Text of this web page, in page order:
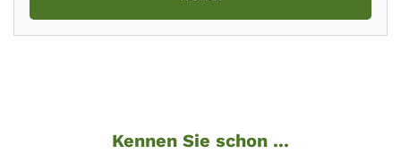
Kennen Sie schon ...